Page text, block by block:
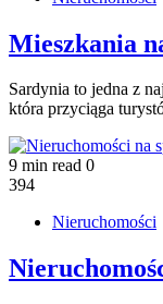
Mieszkania
Sardynia to jedna z
która przyciąga
9 min read 0
394
Nieruchomości